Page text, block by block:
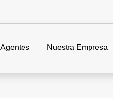
Agentes Nuestra Empresa